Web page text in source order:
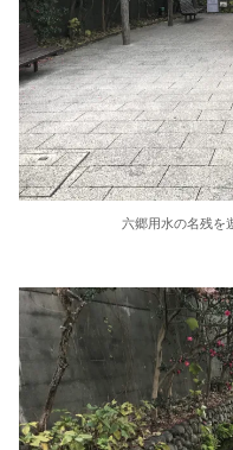
六郷用水の名残を